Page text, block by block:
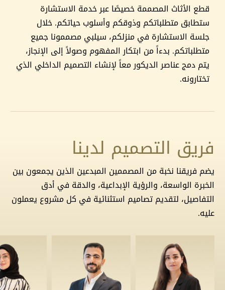
قطع الأثاث المصممة خصيصًا عبر خدمة الاستشارة
ستطابق متطلباتكم وذوقكم وأسلوب حياتكم. خلال
جلسة الاستشارة في منزلكم، سيلبي مصممونا جميع
متطلباتكم. بدءاً من ابتكار المفهوم وصولاً إلى الإنجاز،
يتم دمج عناصر الديكور معاً لإنشاء التصميم الداخلي الذي
تختارونه.
فريق التصميم لدينا
يضم فريقنا نخبة من المصممين المبدعين الذين يجمعون بين
الخبرة الواسعة، والرؤية الإبداعية، والدقة في أدق
التفاصيل، لتقديم تصاميم استثنائية في كل مشروع يعملون
عليه.